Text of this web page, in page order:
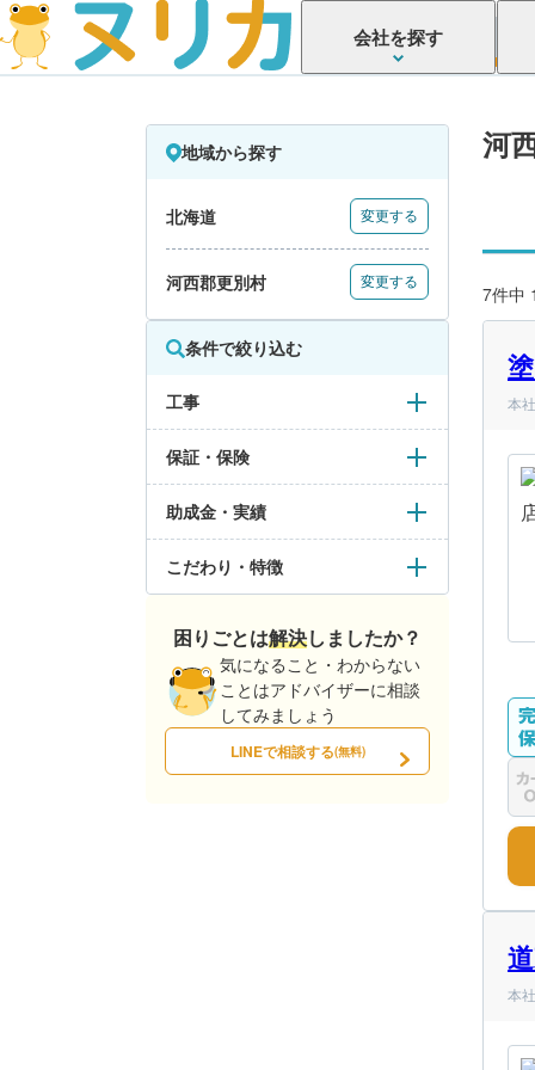
会社を探す
地域から探す
北海道 変更する
河西郡更別村 変更する
条件で絞り込む
工事
保証・保険
助成金・実績
こだわり・特徴
困りごとは解決しましたか？
気になること・わからない
ことはアドバイザーに相談
してみましょう
LINEで相談する(無料)
河
7件中
本
本